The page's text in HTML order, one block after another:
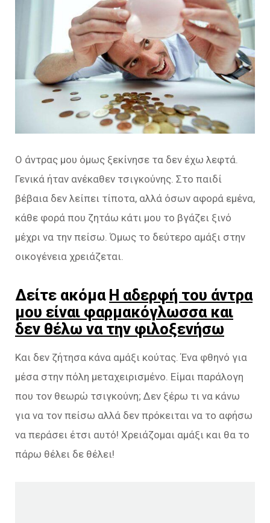
Ο άντρας μου όμως ξεκίνησε τα δεν έχω λεφτά.
Γενικά ήταν ανέκαθεν τσιγκούνης. Στο παιδί
βέβαια δεν λείπει τίποτα, αλλά όσων αφορά εμένα,
κάθε φορά που ζητάω κάτι μου το βγάζει ξινό
μέχρι να την πείσω. Όμως το δεύτερο αμάξι στην
οικογένεια χρειάζεται.
Δείτε ακόμα Η αδερφή του άντρα
μου είναι φαρμακόγλωσσα και
δεν θέλω να την φιλοξενήσω
Και δεν ζήτησα κάνα αμάξι κούτας. Ένα φθηνό για
μέσα στην πόλη μεταχειρισμένο. Είμαι παράλογη
που τον θεωρώ τσιγκούνη; Δεν ξέρω τι να κάνω
για να τον πείσω αλλά δεν πρόκειται να το αφήσω
να περάσει έτσι αυτό! Χρειάζομαι αμάξι και θα το
πάρω θέλει δε θέλει!